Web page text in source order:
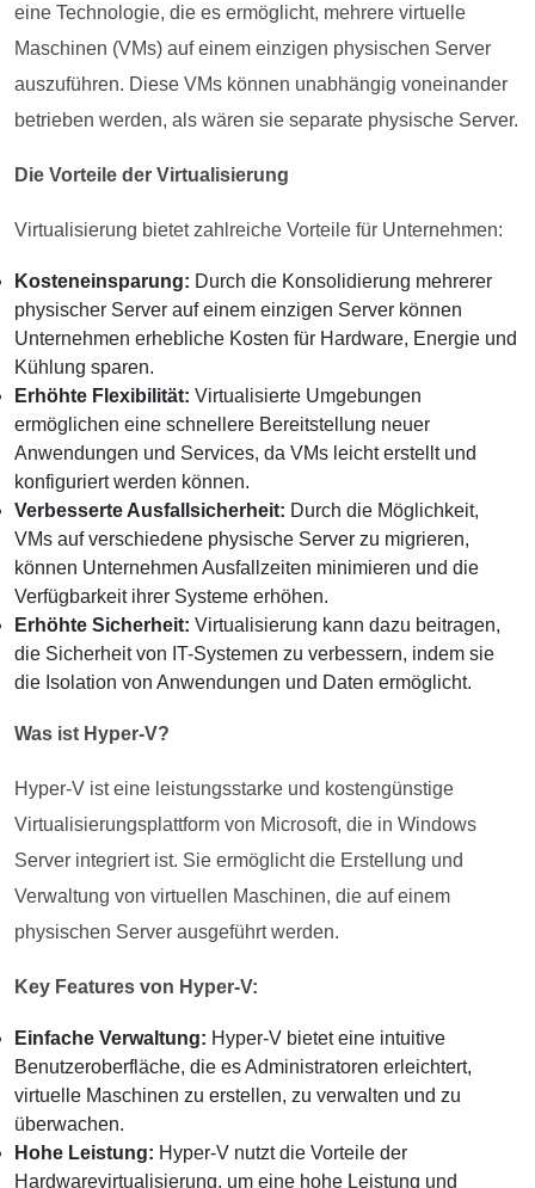
eine Technologie, die es ermöglicht, mehrere virtuelle
Maschinen (VMs) auf einem einzigen physischen Server
auszuführen. Diese VMs können unabhängig voneinander
betrieben werden, als wären sie separate physische Server.
Die Vorteile der Virtualisierung
Virtualisierung bietet zahlreiche Vorteile für Unternehmen:
Kosteneinsparung: Durch die Konsolidierung mehrerer
physischer Server auf einem einzigen Server können
Unternehmen erhebliche Kosten für Hardware, Energie und
Kühlung sparen.
Erhöhte Flexibilität: Virtualisierte Umgebungen
ermöglichen eine schnellere Bereitstellung neuer
Anwendungen und Services, da VMs leicht erstellt und
konfiguriert werden können.
Verbesserte Ausfallsicherheit: Durch die Möglichkeit,
VMs auf verschiedene physische Server zu migrieren,
können Unternehmen Ausfallzeiten minimieren und die
Verfügbarkeit ihrer Systeme erhöhen.
Erhöhte Sicherheit: Virtualisierung kann dazu beitragen,
die Sicherheit von IT-Systemen zu verbessern, indem sie
die Isolation von Anwendungen und Daten ermöglicht.
Was ist Hyper-V?
Hyper-V ist eine leistungsstarke und kostengünstige
Virtualisierungsplattform von Microsoft, die in Windows
Server integriert ist. Sie ermöglicht die Erstellung und
Verwaltung von virtuellen Maschinen, die auf einem
physischen Server ausgeführt werden.
Key Features von Hyper-V:
Einfache Verwaltung: Hyper-V bietet eine intuitive
Benutzeroberfläche, die es Administratoren erleichtert,
virtuelle Maschinen zu erstellen, zu verwalten und zu
überwachen.
Hohe Leistung: Hyper-V nutzt die Vorteile der
Hardwarevirtualisierung, um eine hohe Leistung und